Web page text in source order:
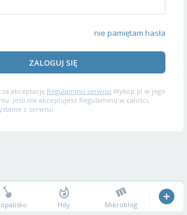
nie pamiętam hasła
ZALOGUJ SIĘ
akceptację Regulaminu serwisu Wykop.pl w jego
Jeśli nie akceptujesz Regulaminu w całości,
z serwisu.
Hity Mikroblog